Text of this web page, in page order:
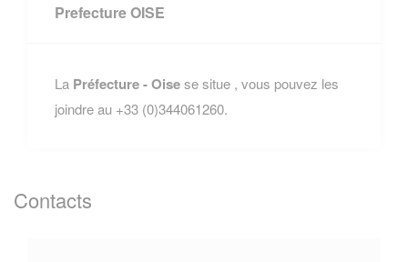
Prefecture OISE
La Préfecture - Oisese situe , vous pouvez les
joindre au +33 (0)344061260.
Contacts